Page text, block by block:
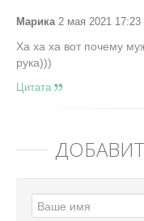
Марика2 мая 2021 17:23
Ха ха ха вот почему
рука)))
Цитата